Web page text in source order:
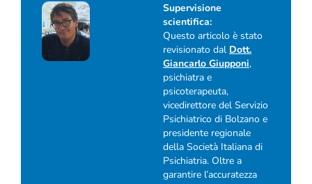
Supervisione
scientifica:
Questo articolo è stato
revisionato dal Dott.
Giancarlo Giupponi,
psichiatra e
psicoterapeuta,
vicedirettore del Servizio
Psichiatrico di Bolzano e
presidente regionale
della Società Italiana di
Psichiatria. Oltre a
garantire l’accuratezza